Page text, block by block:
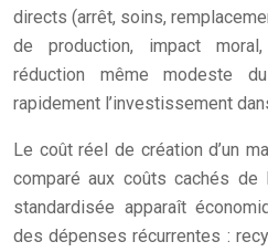
directs (arrêt, soins,
de production, impact
réduction même modeste
rapidement l’investissement
Le coût réel de création d’un
comparé aux coûts cachés de
standardisée apparaît
des dépenses récurrentes :